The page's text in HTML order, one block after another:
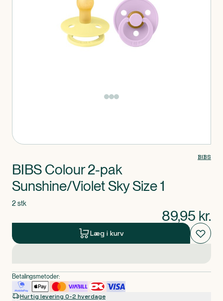
BIBS
BIBS Colour 2-pak
Sunshine/Violet Sky Size 1
2 stk
89,95 kr.
Læg i kurv
Betalingsmetoder:
Hurtig levering 0-2 hverdage